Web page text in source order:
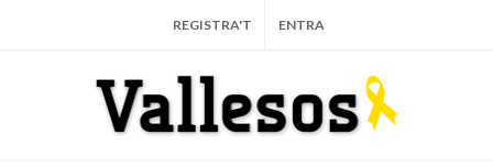
REGISTRA'T ENTRA